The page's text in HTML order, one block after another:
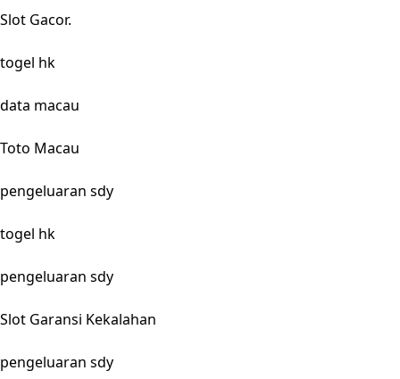
Slot Gacor.
togel hk
data macau
Toto Macau
pengeluaran sdy
togel hk
pengeluaran sdy
Slot Garansi Kekalahan
pengeluaran sdy